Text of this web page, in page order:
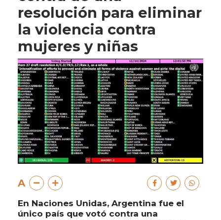
resolución para eliminar
la violencia contra
mujeres y niñas
A
En Naciones Unidas, Argentina fue el
único país que votó contra una